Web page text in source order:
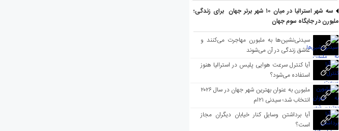
سه شهر استرالیا در میان ۱۰ شهر برتر جهان برای زندگی؛
ملبورن در جایگاه سوم جهان
سیدنی‌نشین‌ها به ملبورن مهاجرت می‌کنند و
عاشق زندگی در آن می‌شوند
آیا کنترل سرعت هوایی پلیس در استرالیا هنوز
استفاده می‌شود؟
ملبورن به عنوان بهترین شهر جهان در سال ۲۰۲۶
انتخاب شد؛ سیدنی ۲۱‌ام
آیا برداشتن وسایل کنار خیابان دیگران مجاز
است؟